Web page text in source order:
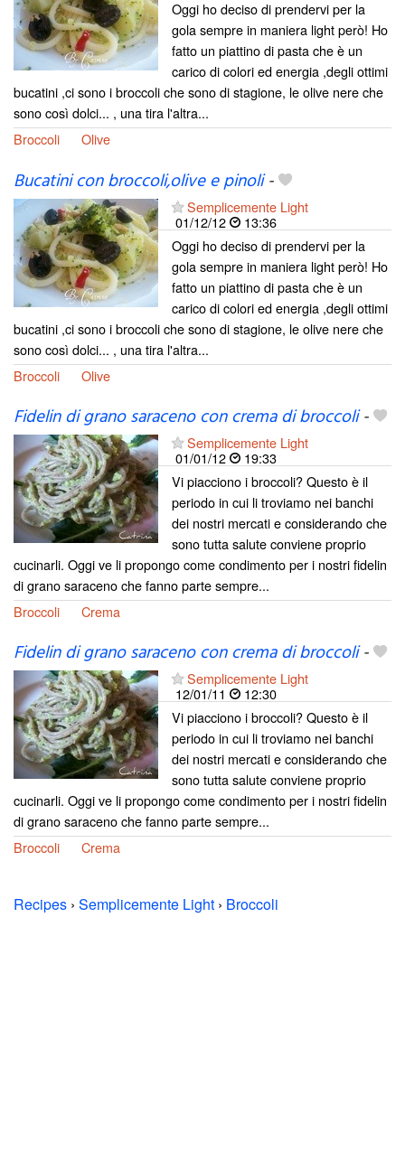
Oggi ho deciso di prendervi per la
gola sempre in maniera light però! Ho
fatto un piattino di pasta che è un
carico di colori ed energia ,degli ottimi
bucatini ,ci sono i broccoli che sono di stagione, le olive nere che
sono così dolci... , una tira l'altra...
Broccoli
Olive
Bucatini con broccoli,olive e pinoli-
Semplicemente Light
01/12/12
13:36
Oggi ho deciso di prendervi per la
gola sempre in maniera light però! Ho
fatto un piattino di pasta che è un
carico di colori ed energia ,degli ottimi
bucatini ,ci sono i broccoli che sono di stagione, le olive nere che
sono così dolci... , una tira l'altra...
Broccoli
Olive
Fidelin di grano saraceno con crema di broccoli-
Semplicemente Light
01/01/12
19:33
Vi piacciono i broccoli? Questo è il
periodo in cui li troviamo nei banchi
dei nostri mercati e considerando che
sono tutta salute conviene proprio
cucinarli. Oggi ve li propongo come condimento per i nostri fidelin
di grano saraceno che fanno parte sempre...
Broccoli
Crema
Fidelin di grano saraceno con crema di broccoli-
Semplicemente Light
12/01/11
12:30
Vi piacciono i broccoli? Questo è il
periodo in cui li troviamo nei banchi
dei nostri mercati e considerando che
sono tutta salute conviene proprio
cucinarli. Oggi ve li propongo come condimento per i nostri fidelin
di grano saraceno che fanno parte sempre...
Broccoli
Crema
Recipes › Semplicemente Light › Broccoli